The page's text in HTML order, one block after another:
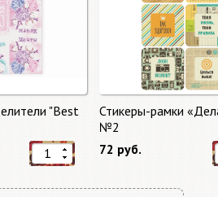
"Best
Стикеры-рамки
№2
72 руб.